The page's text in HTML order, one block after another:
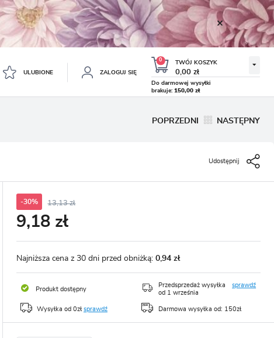
ULUBIONE ZALOGUJ SIĘ
zamówień
swoich danych przy kolejnych zakupach
0 TWÓJ KOSZYK
0,00 zł
8.99 zł 19.43 zł
KROKUS WIOSENNY MIX 50
19.99 zł 43.32 zł
Do darmowej wysyłki
brakuje: 150,00 zł
POPRZEDNI NASTĘPNY
Udostępnij
-30% 13,13 zł
9,18 zł
Najniższa cena z 30 dni przed obniżką: 0,94 zł
Produkt dostępny
Przedsprzedaż wysyłka
od 1 września
sprawdź
Wysyłka od 0zł sprawdź Darmowa wysyłka od: 150zł